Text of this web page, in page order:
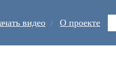
видео О проекте